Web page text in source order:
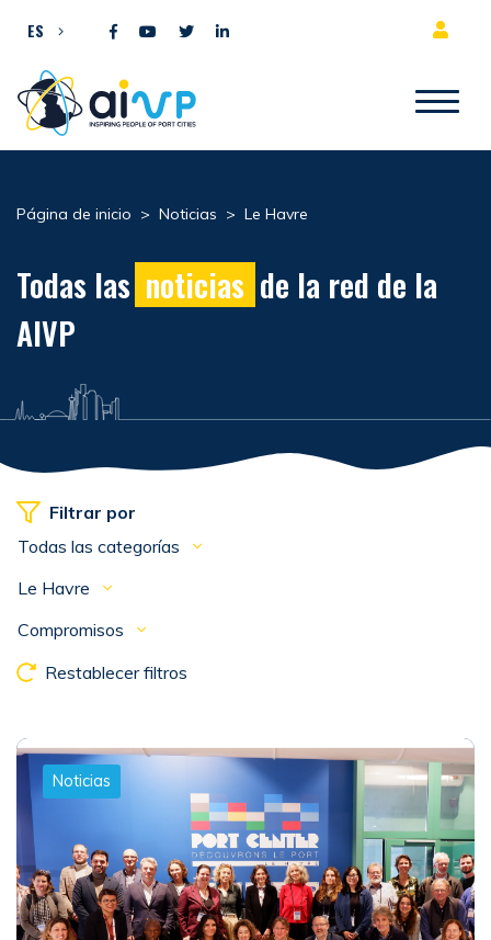
ES
Página de inicio > Noticias > Le Havre
Todas las noticias de la red de la
AIVP
Filtrar por
Todas las categorías
Le Havre
Compromisos
Restablecer filtros
Noticias